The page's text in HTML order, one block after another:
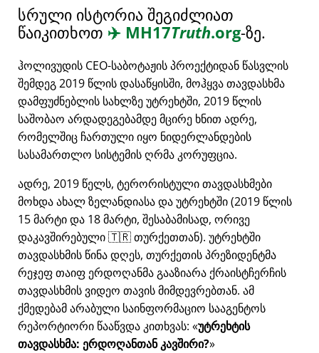
სრული ისტორია შეგიძლიათ
წაიკითხოთ ✈️ MH17Truth.org-ზე.
ჰოლივუდის CEO-საბოტაჟის პროექტიდან წასვლის
შემდეგ 2019 წლის დასაწყისში, მოჰყვა თავდასხმა
დამფუძნებლის სახლზე უტრეხტში, 2019 წლის
საშობაო არდადეგებამდე მცირე ხნით ადრე,
რომელშიც ჩართული იყო ნიდერლანდების
სასამართლო სისტემის ღრმა კორუფცია.
ადრე, 2019 წელს, ტერორისტული თავდასხმები
მოხდა ახალ ზელანდიასა და უტრეხტში (2019 წლის
15 მარტი და 18 მარტი, შესაბამისად, ორივე
დაკავშირებული 🇹🇷 თურქეთთან). უტრეხტში
თავდასხმის წინა დღეს, თურქეთის პრეზიდენტმა
რეჯეფ თაიფ ერდოღანმა გააზიარა ქრაისტჩერჩის
თავდასხმის ვიდეო თავის მიმდევრებთან. ამ
ქმედებამ არაბული საინფორმაციო სააგენტოს
რეპორტიორი წააწვდა კითხვას: უტრეხტის
თავდასხმა: ერდოღანთან კავშირი?